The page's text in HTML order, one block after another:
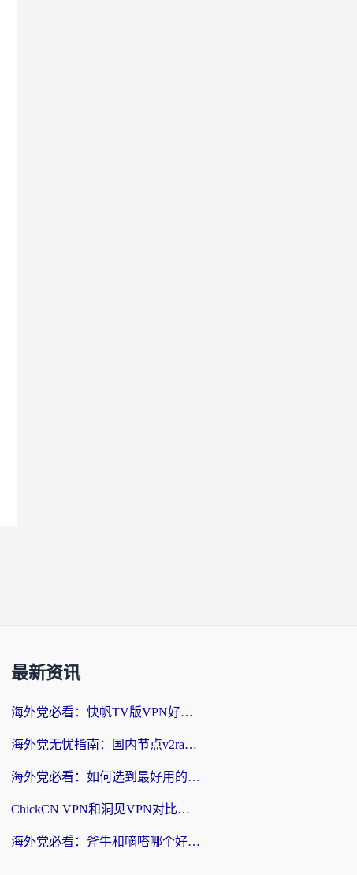
最新资讯
海外党必看：快帆TV版VPN好用吗？和快游VPN对比哪个回国效果更好？附实用避坑指南
海外党无忧指南：国内节点v2ray怎么选？一键回国VPN+多场景实测帮你避坑
海外党必看：如何选到最好用的回国加速器？从节点到售后的全维度指南
ChickCN VPN和洞见VPN对比哪个回国效果更好？海外党亲测3款加速器+避坑指南
海外党必看：斧牛和嘀嗒哪个好？3个维度教你选对回国加速器